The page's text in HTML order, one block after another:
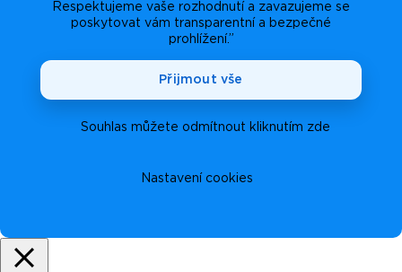
Respektujeme vaše rozhodnutí a zavazujeme se
poskytovat vám transparentní a bezpečné
prohlížení.”
Nastavení cookies
Souhlas můžete odmítnout kliknutím zde
Přijmout vše